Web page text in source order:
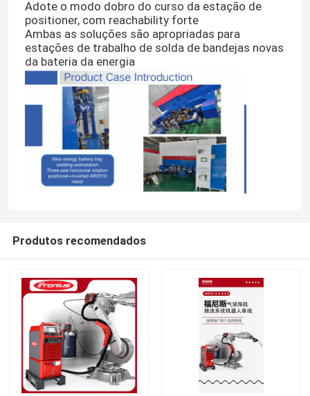
Adote o modo dobro do curso da estação de
positioner, com reachability forte
Ambas as soluções são apropriadas para
estações de trabalho de solda de bandejas novas
da bateria da energia
Produtos recomendados